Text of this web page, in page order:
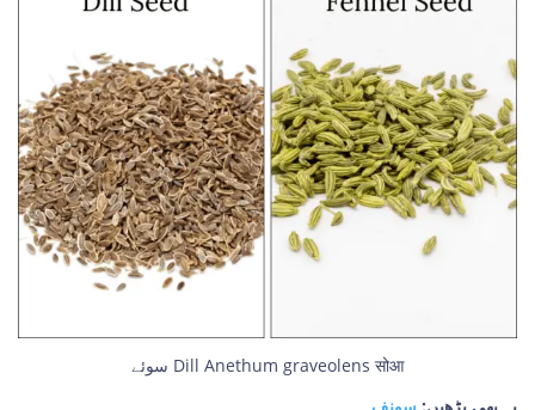
سوئے Dill Anethum graveolens सोआ